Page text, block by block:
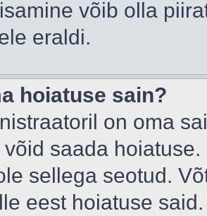
võib olla
eraldi.
hoiatuse sain?
on oma
saada
sellega seotud.
eest hoiatuse said.